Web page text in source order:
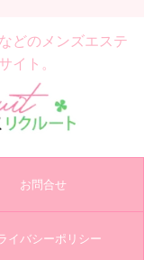
どの メンズエステ
イト。
お問合せ
イバシーポリシー